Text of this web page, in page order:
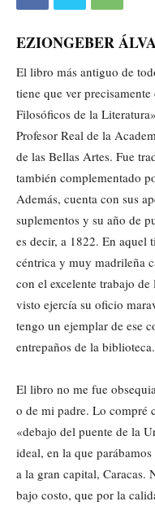
EZIONGEBER
El libro más antiguo de
tiene que ver
Filosóficos de la
Profesor Real de la
de las Bellas Artes. Fue
también complementado
Además, cuenta con sus
suplementos y su año de
es decir, a 1822. En aquel
céntrica y muy madrileña
con el excelente trabajo
visto ejercía su oficio
tengo un ejemplar de ese
entrepaños de la biblioteca.
El libro no me fue
o de mi padre. Lo compré
«debajo del puente de la
ideal, en la que
a la gran capital, Caracas.
bajo costo, que por la